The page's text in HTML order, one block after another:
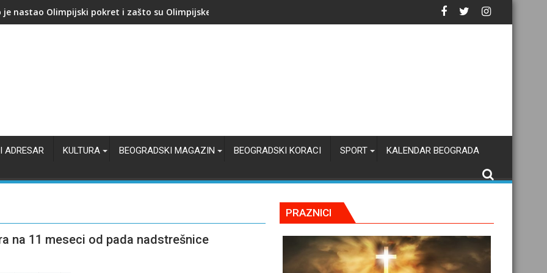
kupuje proizvođača AI čipova: Počinje nova bitka za jeftiniju veštačku inteligenciju
ADRESAR KULTURA BEOGRADSKI MAGAZIN BEOGRADSKI KORACI SPORT KALENDAR BEOGRADA
na 11 meseci od pada nadstrešnice
PRAZNICI